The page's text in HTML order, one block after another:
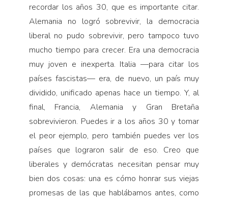
recordar los años 30, que es importante citar.
Alemania no logró sobrevivir, la democracia
liberal no pudo sobrevivir, pero tampoco tuvo
mucho tiempo para crecer. Era una democracia
muy joven e inexperta. Italia —para citar los
países fascistas— era, de nuevo, un país muy
dividido, unificado apenas hace un tiempo. Y, al
final, Francia, Alemania y Gran Bretaña
sobrevivieron. Puedes ir a los años 30 y tomar
el peor ejemplo, pero también puedes ver los
países que lograron salir de eso. Creo que
liberales y demócratas necesitan pensar muy
bien dos cosas: una es cómo honrar sus viejas
promesas de las que hablábamos antes, como